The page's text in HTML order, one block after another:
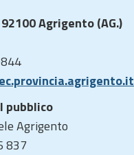
Agrigento (AG.)
pubblico
Agrigento
837